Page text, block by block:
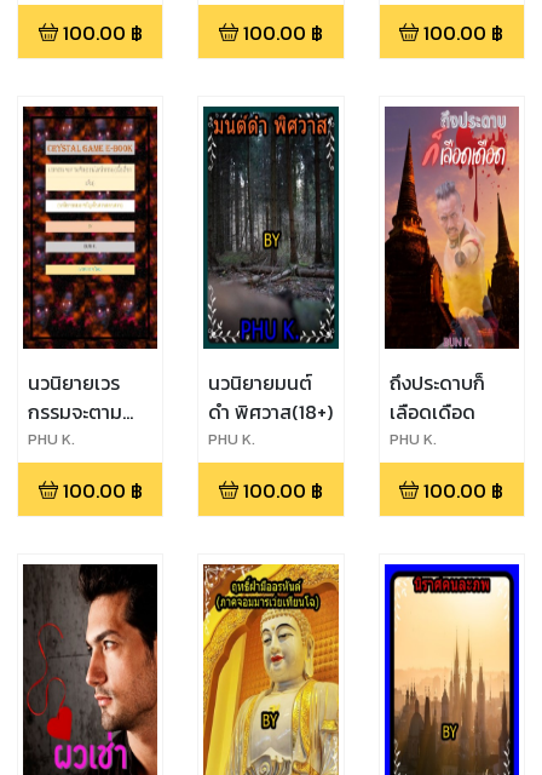
100.00 ฿ 100.00 ฿ 100.00 ฿
นวนิยายเวร
กรรมจะตาม
ทัน(ออนไลน์
กรรม)
PHU K.
100.00 ฿
นวนิยายมนต์
ดำ พิศวาส(18+)
PHU K.
100.00 ฿
ถึงประดาบก็
เลือดเดือด
PHU K.
100.00 ฿